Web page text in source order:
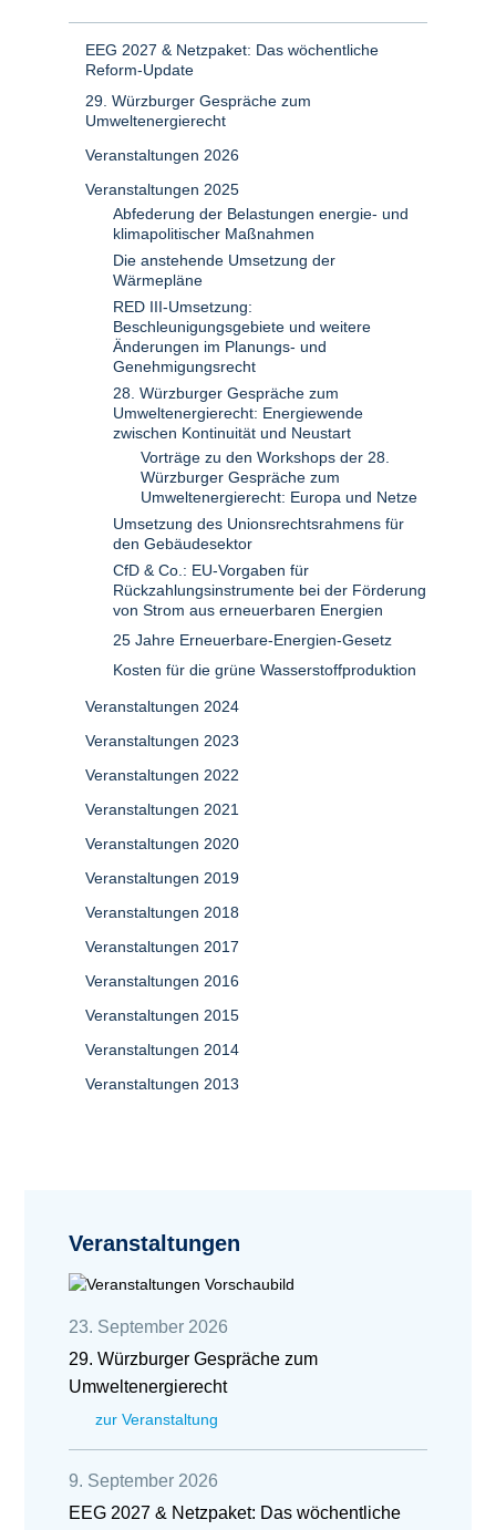
EEG 2027 & Netzpaket: Das wöchentliche
Reform-Update
29. Würzburger Gespräche zum
Umweltenergierecht
Veranstaltungen 2026
Veranstaltungen 2025
Abfederung der Belastungen energie- und
klimapolitischer Maßnahmen
Die anstehende Umsetzung der
Wärmepläne
RED III-Umsetzung:
Beschleunigungsgebiete und weitere
Änderungen im Planungs- und
Genehmigungsrecht
28. Würzburger Gespräche zum
Umweltenergierecht: Energiewende
zwischen Kontinuität und Neustart
Vorträge zu den Workshops der 28.
Würzburger Gespräche zum
Umweltenergierecht: Europa und Netze
Umsetzung des Unionsrechtsrahmens für
den Gebäudesektor
CfD & Co.: EU-Vorgaben für
Rückzahlungsinstrumente bei der Förderung
von Strom aus erneuerbaren Energien
25 Jahre Erneuerbare-Energien-Gesetz
Kosten für die grüne Wasserstoffproduktion
Veranstaltungen 2024
Veranstaltungen 2023
Veranstaltungen 2022
Veranstaltungen 2021
Veranstaltungen 2020
Veranstaltungen 2019
Veranstaltungen 2018
Veranstaltungen 2017
Veranstaltungen 2016
Veranstaltungen 2015
Veranstaltungen 2014
Veranstaltungen 2013
Veranstaltungen
23. September 2026
29. Würzburger Gespräche zum
Umweltenergierecht
zur Veranstaltung
9. September 2026
EEG 2027 & Netzpaket: Das wöchentliche